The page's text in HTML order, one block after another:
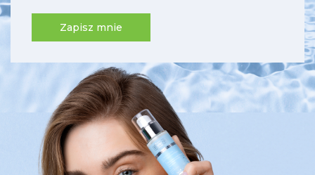
Zapisz mnie